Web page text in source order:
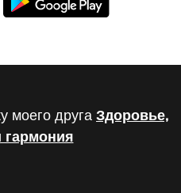
моего друга Здоровье,
гармония